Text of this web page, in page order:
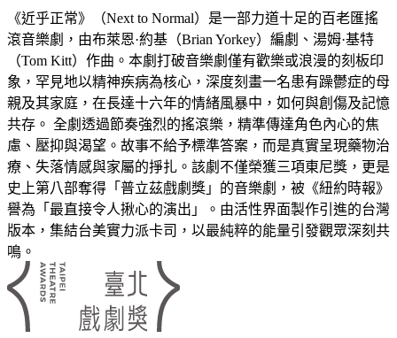
《近乎正常》（Next to Normal）是一部力道十足的百老匯搖
滾音樂劇，由布萊恩·約基（Brian Yorkey）編劇、湯姆·基特
（Tom Kitt）作曲。本劇打破音樂劇僅有歡樂或浪漫的刻板印
象，罕見地以精神疾病為核心，深度刻畫一名患有躁鬱症的母
親及其家庭，在長達十六年的情緒風暴中，如何與創傷及記憶
共存。 全劇透過節奏強烈的搖滾樂，精準傳達角色內心的焦
慮、壓抑與渴望。故事不給予標準答案，而是真實呈現藥物治
療、失落情感與家屬的掙扎。該劇不僅榮獲三項東尼獎，更是
史上第八部奪得「普立茲戲劇獎」的音樂劇，被《紐約時報》
譽為「最直接令人揪心的演出」。由活性界面製作引進的台灣
版本，集結台美實力派卡司，以最純粹的能量引發觀眾深刻共
鳴。